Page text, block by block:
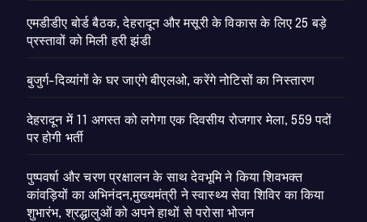
एमडीडीए बोर्ड बैठक, देहरादून और मसूरी के विकास के लिए 25 बड़े
प्रस्तावों को मिली हरी झंडी
बुजुर्ग-दिव्यांगों के घर जाएंगे बीएलओ, करेंगे नोटिसों का निस्तारण
​देहरादून में 11 अगस्त को लगेगा एक दिवसीय रोजगार मेला, 559 पदों
पर होगी भर्ती
पुष्पवर्षा और चरण प्रक्षालन के साथ देवभूमि ने किया शिवभक्त
कांवड़ियों का अभिनंदन,मुख्यमंत्री ने स्वास्थ्य सेवा शिविर का किया
शुभारंभ, श्रद्धालुओं को अपने हाथों से परोसा भोजन